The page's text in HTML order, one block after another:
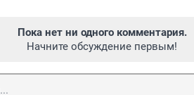
Пока нет ни одного комментария.
Начните обсуждение первым!